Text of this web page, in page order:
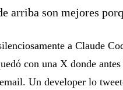
arriba son mejores
a Claude
con una X donde
Un developer lo